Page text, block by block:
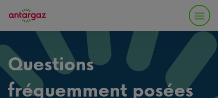
Questions
fréquemment posées